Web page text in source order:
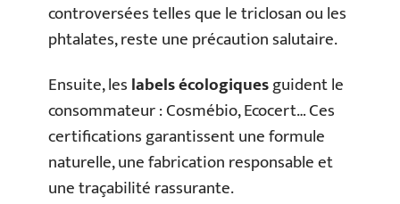
controversées telles que le triclosan ou les
phtalates, reste une précaution salutaire.
Ensuite, leslabels écologiquesguident le
consommateur : Cosmébio, Ecocert… Ces
certifications garantissent une formule
naturelle, une fabrication responsable et
une traçabilité rassurante.